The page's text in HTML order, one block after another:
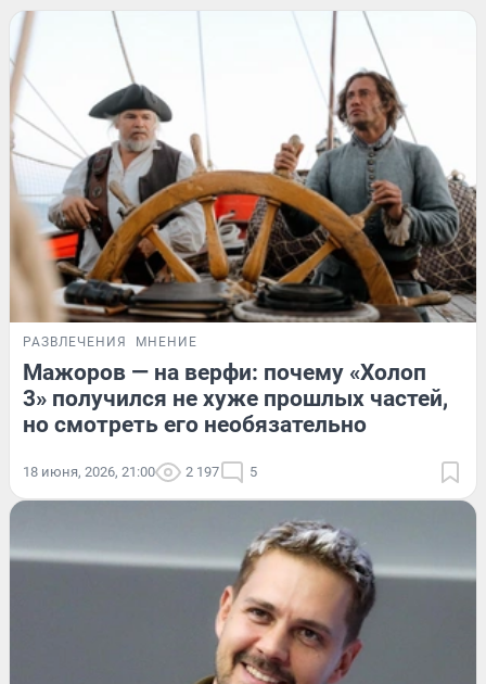
РАЗВЛЕЧЕНИЯ МНЕНИЕ
Мажоров — на верфи: почему «Холоп
3» получился не хуже прошлых частей,
но смотреть его необязательно
18 июня, 2026, 21:00 2 197 5